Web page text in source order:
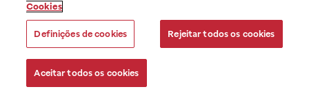
Cookies
Definições de cookies Rejeitar todos os cookies
Aceitar todos os cookies